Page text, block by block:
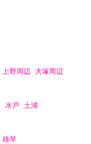
上野周辺 大塚周辺
水戸 土浦
雄琴